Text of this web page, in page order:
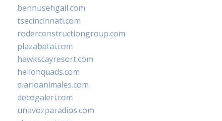
bennusehgall.com
tsecincinnati.com
roderconstructiongroup.com
plazabatai.com
hawkscayresort.com
hellonquads.com
diarioanimales.com
decogaleri.com
unavozparadios.com